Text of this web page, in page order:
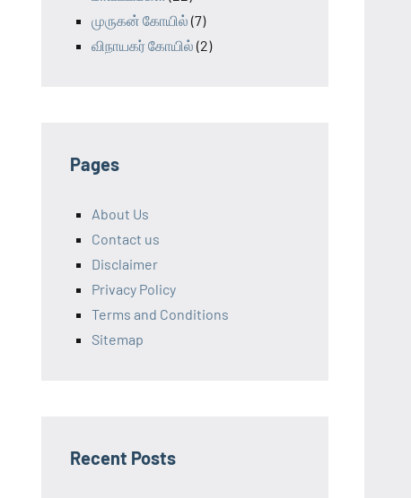
முருகன் கோயில் (7)
விநாயகர் கோயில் (2)
Pages
About Us
Contact us
Disclaimer
Privacy Policy
Terms and Conditions
Sitemap
Recent Posts